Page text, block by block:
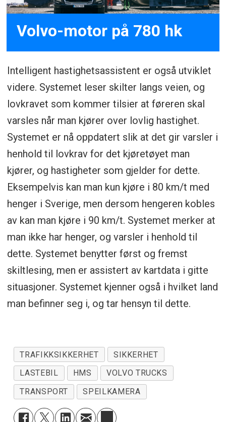
Volvo-motor på 780 hk
Intelligent hastighetsassistent er også utviklet
videre. Systemet leser skilter langs veien, og
lovkravet som kommer tilsier at føreren skal
varsles når man kjører over lovlig hastighet.
Systemet er nå oppdatert slik at det gir varsler i
henhold til lovkrav for det kjøretøyet man
kjører, og hastigheter som gjelder for dette.
Eksempelvis kan man kun kjøre i 80 km/t med
henger i Sverige, men dersom hengeren kobles
av kan man kjøre i 90 km/t. Systemet merker at
man ikke har henger, og varsler i henhold til
dette. Systemet benytter først og fremst
skiltlesing, men er assistert av kartdata i gitte
situasjoner. Systemet kjenner også i hvilket land
man befinner seg i, og tar hensyn til dette.
TRAFIKKSIKKERHET
SIKKERHET
LASTEBIL
HMS
VOLVO TRUCKS
TRANSPORT
SPEILKAMERA